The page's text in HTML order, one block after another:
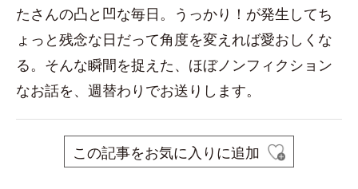
たさんの凸と凹な毎日。うっかり！が発生してち
ょっと残念な日だって角度を変えれば愛おしくな
る。そんな瞬間を捉えた、ほぼノンフィクション
なお話を、週替わりでお送りします。
この記事をお気に入りに追加